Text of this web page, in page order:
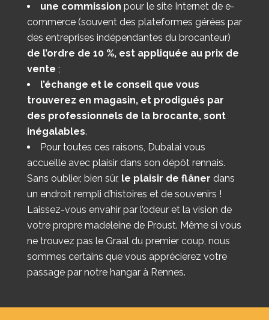
une commission pour le site Internet de e-
commerce (souvent des plateformes gérées par
des entreprises indépendantes du brocanteur)
de l’ordre de 10 %, est appliquée au prix de
vente ;
l’échange et le conseil que vous
trouverez en magasin, et prodigués par
des professionnels de la brocante, sont
inégalables.
Pour toutes ces raisons, Dubalai vous
accueille avec plaisir dans son dépôt rennais.
Sans oublier, bien sûr, le plaisir de flâner dans
un endroit rempli d’histoires et de souvenirs !
Laissez-vous envahir par l’odeur et la vision de
votre propre madeleine de Proust. Même si vous
ne trouvez pas le Graal du premier coup, nous
sommes certains que vous apprécierez votre
passage par notre hangar à Rennes.